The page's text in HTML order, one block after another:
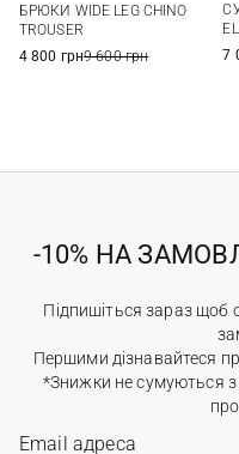
29
БРЮКИ WIDE LEG CHINO
TROUSER
4 800 грн9 600 грн
7
-10% НА
Підпишіться зараз щоб
Першими дізнавайтеся
*Знижки не сумуються